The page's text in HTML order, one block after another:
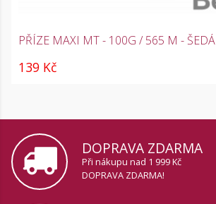
PŘÍZE MAXI MT - 100G / 565 M - ŠEDÁ
139 Kč
DOPRAVA ZDARMA
Při nákupu nad 1 999 Kč
DOPRAVA ZDARMA!